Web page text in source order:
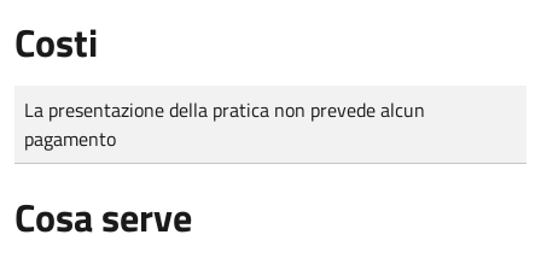
Costi
Tipo di pagamento
Importo
La presentazione della pratica non prevede alcun
pagamento
Cosa serve